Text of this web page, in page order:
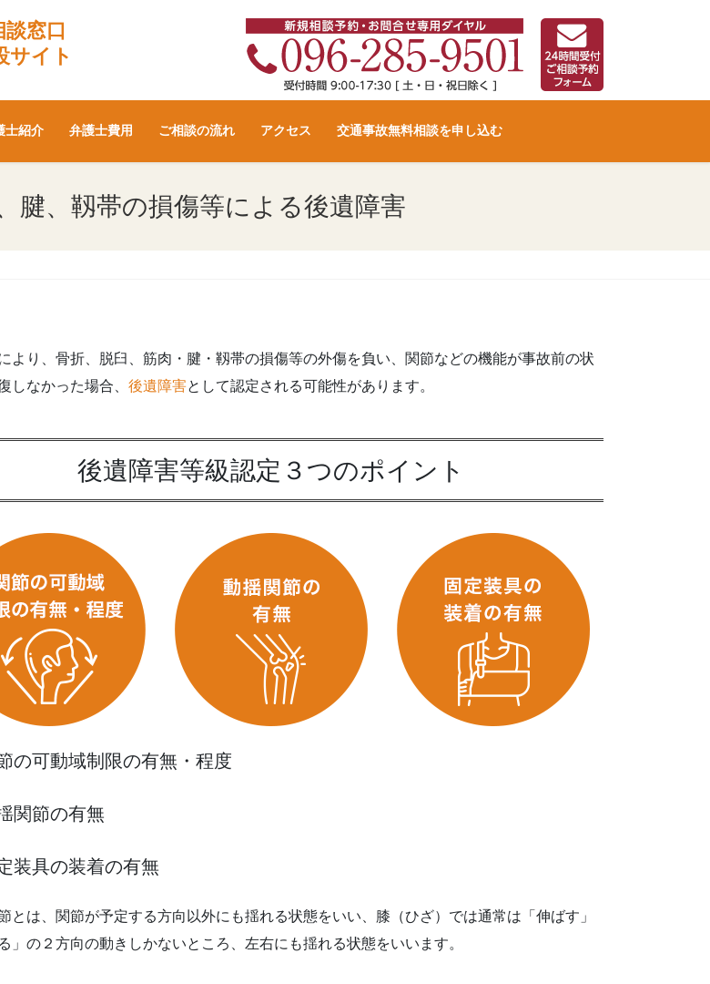
窓口
サイト
士紹介 弁護士費用 ご相談の流れ アクセス 交通事故無料相談を申し込む
腱、靱帯の損傷等による後遺障害
より、骨折、脱臼、筋肉・腱・靱帯の損傷等の外傷を負い、関節などの機能が事故前の状
しなかった場合、 後遺障害として認定される可能性があります。
後遺障害等級認定３つのポイント
可動域制限の有無・程度
節の有無
具の装着の有無
とは、関節が予定する方向以外にも揺れる状態をいい、膝（ひざ）では通常は「伸ばす」
」の２方向の動きしかないところ、左右にも揺れる状態をいいます。